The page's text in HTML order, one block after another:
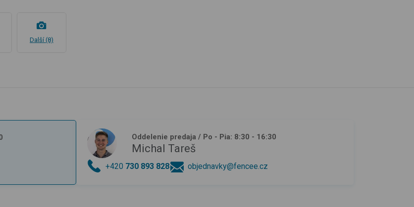
Další (8)
Oddelenie predaja / Po - Pia: 8:30 - 16:30
Michal Tareš
+420 730 893 828 objednavky@fencee.cz